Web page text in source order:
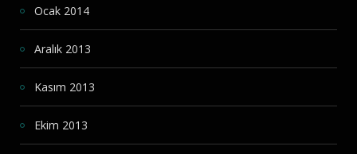
Ocak 2014
Aralık 2013
Kasım 2013
Ekim 2013